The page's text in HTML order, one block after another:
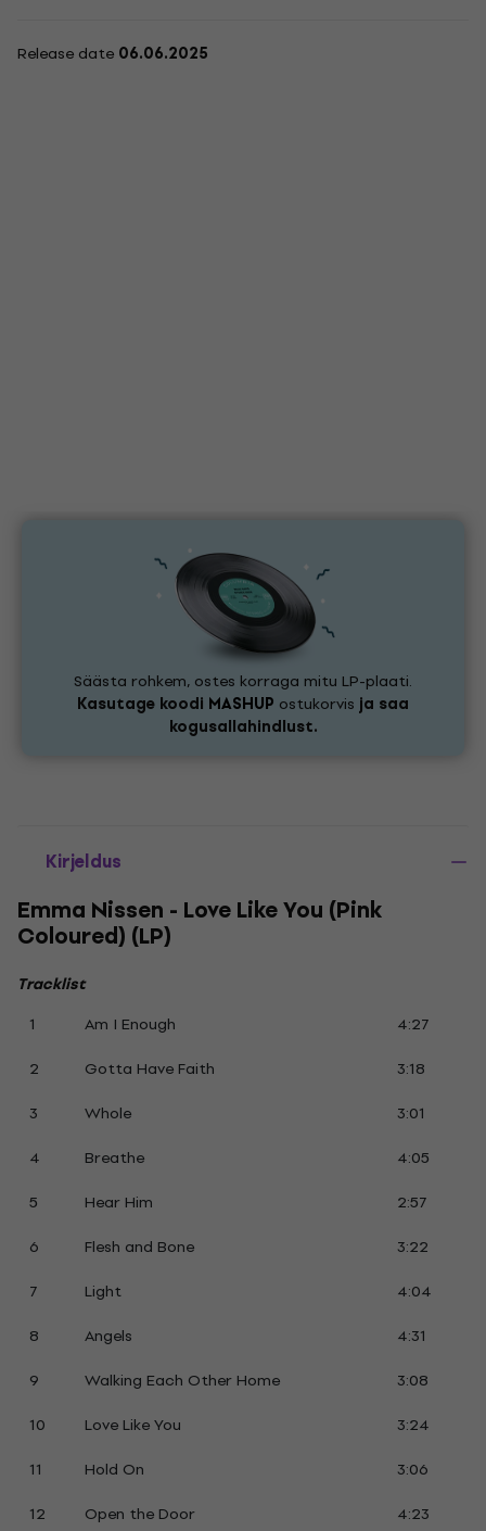
Release date 06.06.2025
Säästa rohkem, ostes korraga mitu LP-plaati.
Kasutage koodi MASHUP ostukorvis ja saa
kogusallahindlust.
Kirjeldus
Emma Nissen - Love Like You (Pink
Coloured) (LP)
Tracklist
1
Am I Enough
4:27
2
Gotta Have Faith
3:18
3
Whole
3:01
4
Breathe
4:05
5
Hear Him
2:57
6
Flesh and Bone
3:22
7
Light
4:04
8
Angels
4:31
9
Walking Each Other Home
3:08
10
Love Like You
3:24
11
Hold On
3:06
12
Open the Door 4:23